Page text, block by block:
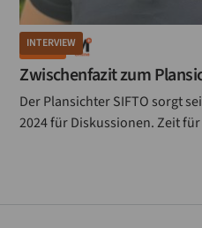
INTERVIEW
MÜHLE
Zwischenfazit zum
Der Plansichter SIFTO sorgt
2024 für Diskussionen. Zeit